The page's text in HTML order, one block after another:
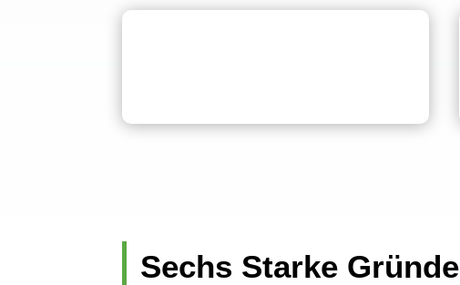
Sechs Starke Gründe